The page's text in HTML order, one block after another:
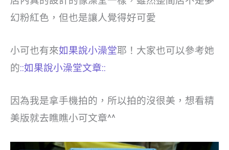
幻粉紅色，但也是讓人覺得好可愛
小可也有來如果說小澡堂耶！大家也可以參考她
的::如果說小澡堂文章::
因為我是拿手機拍的，所以拍的沒很美，想看精
美版就去瞧瞧小可文章^^